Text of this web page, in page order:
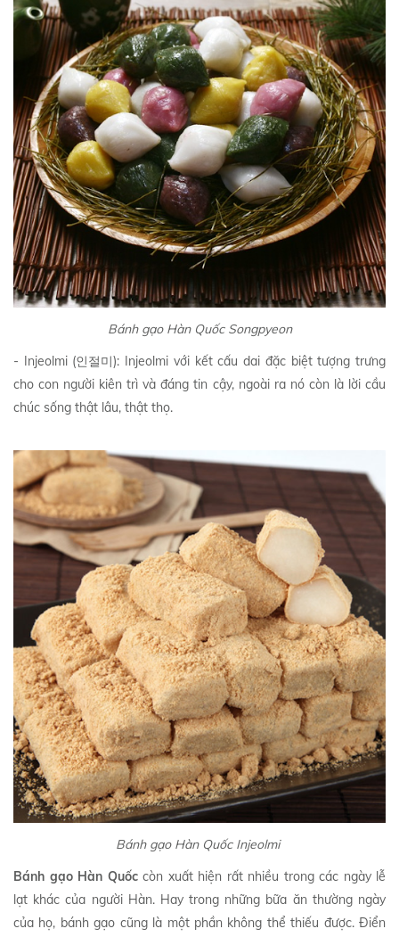
Bánh gạo Hàn Quốc Songpyeon
- Injeolmi (인절미): Injeolmi với kết cấu dai đặc biệt tượng trưng
cho con người kiên trì và đáng tin cậy, ngoài ra nó còn là lời cầu
chúc sống thật lâu, thật thọ.
Bánh gạo Hàn Quốc Injeolmi
Bánh gạo Hàn Quốccòn xuất hiện rất nhiều trong các ngày lễ
lạt khác của người Hàn. Hay trong những bữa ăn thường ngày
của họ, bánh gạo cũng là một phần không thể thiếu được. Điển